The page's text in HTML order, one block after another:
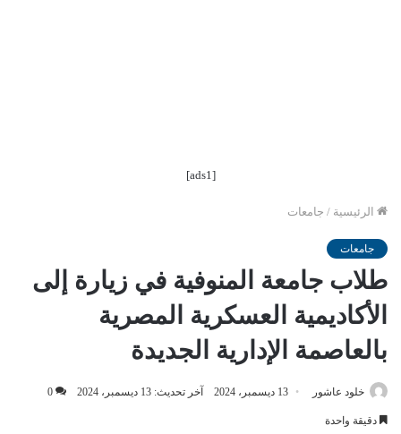
[ads1]
الرئيسية / جامعات
جامعات
طلاب جامعة المنوفية في زيارة إلى
الأكاديمية العسكرية المصرية
بالعاصمة الإدارية الجديدة
خلود عاشور 13 ديسمبر، 2024 آخر تحديث: 13 ديسمبر، 2024 0
دقيقة واحدة